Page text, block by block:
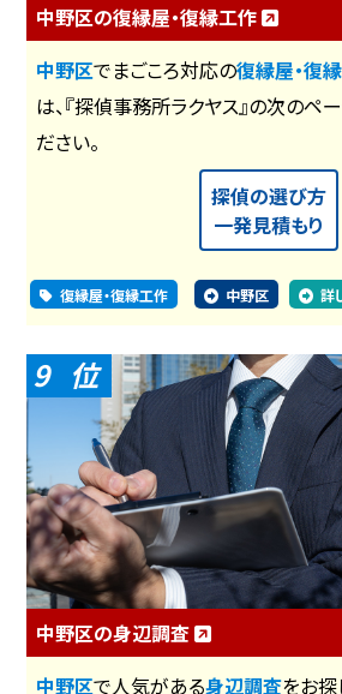
中野区の復縁屋・復縁工作
中野区でまごころ対応の復縁屋・復
は、『探偵事務所ラクヤス』の次のペ
ださい。
探偵の選び方
一発見積もり
復縁屋・復縁工作 中野区 詳
9
中野区の身辺調査
中野区で人気がある身辺調査をお探